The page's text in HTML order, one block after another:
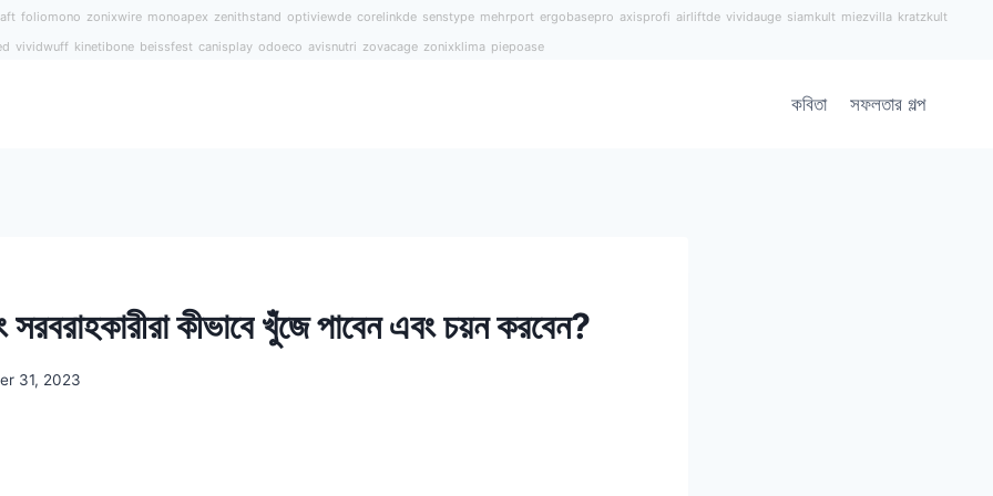
foliomono zonixwire monoapex zenithstand optiviewde corelinkde senstype mehrport ergobasepro axisprofi airliftde vividauge siamkult miezvilla kratzkult
vividwuff kinetibone beissfest canisplay odoeco avisnutri zovacage zonixklima piepoase
কবিতা সফলতার গল্প
সরবরাহকারীরা কীভাবে খুঁজে পাবেন এবং চয়ন করবেন?
31, 2023